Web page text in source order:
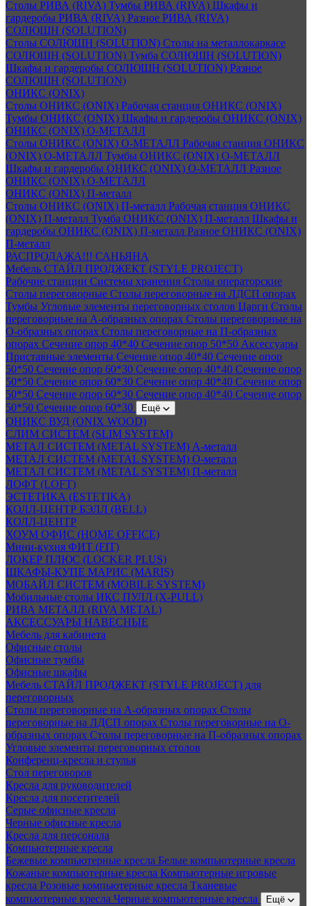
Столы РИВА (RIVA) Тумбы РИВА (RIVA) Шкафы и
гардеробы РИВА (RIVA) Разное РИВА (RIVA)
СОЛЮШН (SOLUTION)
Столы СОЛЮШН (SOLUTION) Столы на металлокаркасе
СОЛЮШН (SOLUTION) Тумба СОЛЮШН (SOLUTION)
Шкафы и гардеробы СОЛЮШН (SOLUTION) Разное
СОЛЮШН (SOLUTION)
ОНИКС (ONIX)
Столы ОНИКС (ONIX) Рабочая станция ОНИКС (ONIX)
Тумбы ОНИКС (ONIX) Шкафы и гардеробы ОНИКС (ONIX)
ОНИКС (ONIX) O-МЕТАЛЛ
Столы ОНИКС (ONIX) O-МЕТАЛЛ Рабочая станция ОНИКС
(ONIX) O-МЕТАЛЛ Тумбы ОНИКС (ONIX) O-МЕТАЛЛ
Шкафы и гардеробы ОНИКС (ONIX) O-МЕТАЛЛ Разное
ОНИКС (ONIX) O-МЕТАЛЛ
ОНИКС (ONIX) П-металл
Столы ОНИКС (ONIX) П-металл Рабочая станция ОНИКС
(ONIX) П-металл Тумба ОНИКС (ONIX) П-металл Шкафы и
гардеробы ОНИКС (ONIX) П-металл Разное ОНИКС (ONIX)
П-металл
РАСПРОДАЖА!!! САНЬЯНА
Мебель СТАЙЛ ПРОДЖЕКТ (STYLE PROJECT)
Рабочие станции Системы хранения Столы операторские
Столы переговорные Столы переговорные на ЛДСП опорах
Тумбы Угловые элементы переговорных столов Царги Столы
переговорные на А-образных опорах Столы переговорные на
О-образных опорах Столы переговорные на П-образных
опорах Сечение опор 40*40 Сечение опор 50*50 Аксессуары
Приставные элементы Сечение опор 40*40 Сечение опор
50*50 Сечение опор 60*30 Сечение опор 40*40 Сечение опор
50*50 Сечение опор 60*30 Сечение опор 40*40 Сечение опор
50*50 Сечение опор 60*30 Сечение опор 40*40 Сечение опор
50*50 Сечение опор 60*30 Ещё
ОНИКС ВУД (ONIX WOOD)
СЛИМ СИСТЕМ (SLIM SYSTEM)
МЕТАЛ СИСТЕМ (METAL SYSTEM) А-металл
МЕТАЛ СИСТЕМ (METAL SYSTEM) О-металл
МЕТАЛ СИСТЕМ (METAL SYSTEM) П-металл
ЛОФТ (LOFT)
ЭСТЕТИКА (ESTETIKA)
КОЛЛ-ЦЕНТР БЭЛЛ (BELL)
КОЛЛ-ЦЕНТР
ХОУМ ОФИС (HOME OFFICE)
Мини-кухня ФИТ (FIT)
ЛОКЕР ПЛЮС (LOCKER PLUS)
ШКАФЫ-КУПЕ МАРИС (MARIS)
МОБАЙЛ СИСТЕМ (MOBILE SYSTEM)
Мобильные столы ИКС ПУЛЛ (X-PULL)
РИВА МЕТАЛЛ (RIVA METAL)
АКСЕССУАРЫ НАВЕСНЫЕ
Мебель для кабинета
Офисные столы
Офисные тумбы
Офисные шкафы
Мебель СТАЙЛ ПРОДЖЕКТ (STYLE PROJECT) для
переговорных
Столы переговорные на А-образных опорах Столы
переговорные на ЛДСП опорах Столы переговорные на О-
образных опорах Столы переговорные на П-образных опорах
Угловые элементы переговорных столов
Конференц-кресла и стулья
Стол переговоров
Кресла для руководителей
Кресла для посетителей
Серые офисные кресла
Черные офисные кресла
Кресла для персонала
Компьютерные кресла
Бежевые компьютерные кресла Белые компьютерные кресла
Кожаные компьютерные кресла Компьютерные игровые
кресла Розовые компьютерные кресла Тканевые
компьютерные кресла Черные компьютерные кресла Ещё